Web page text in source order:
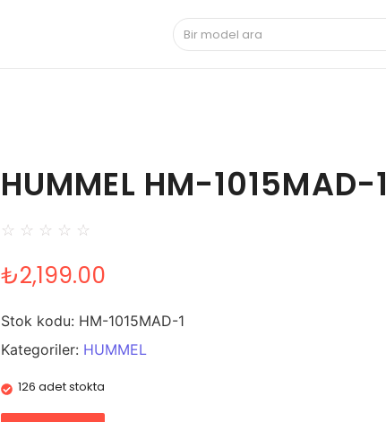
HUMMEL HM-1015MAD-1
☆ ☆ ☆ ☆ ☆
₺2,199.00
Stok kodu: HM-1015MAD-1
Kategoriler: HUMMEL
126 adet stokta